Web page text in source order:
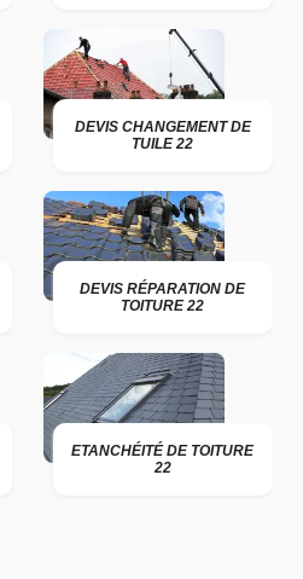
DEVIS CHANGEMENT DE
TUILE 22
DEVIS RÉPARATION DE
TOITURE 22
ETANCHÉITÉ DE TOITURE
22